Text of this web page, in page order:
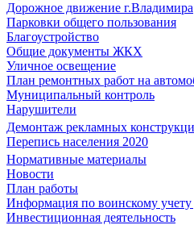
Дорожное движение г.Владимира
Парковки общего пользования
Благоустройство
Общие документы ЖКХ
Уличное освещение
План ремонтных работ на
Муниципальный контроль
Нарушители
Демонтаж рекламных
Перепись населения 2020
Нормативные материалы
Новости
План работы
Информация по воинскому учету
Инвестиционная деятельность